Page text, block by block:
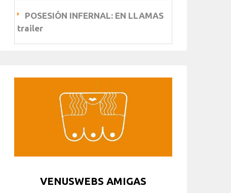
POSESIÓN INFERNAL: EN LLAMAS
trailer
VENUSWEBS AMIGAS